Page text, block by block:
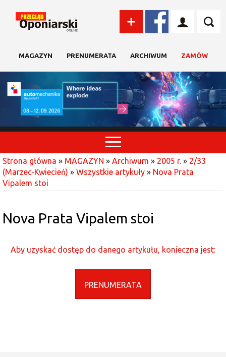
MAGAZYN PRENUMERATA ARCHIWUM ZAMÓW
Strona główna » MAGAZYN » Archiwum » 2005 r. » 2/33
(Marzec-Kwiecień) » Wszystkie artykuły » Nova Prata
Vipalem stoi
Nova Prata Vipalem stoi
Aby uzyskać dostęp do danego artykułu, konieczna jest:
PRENUMERATA